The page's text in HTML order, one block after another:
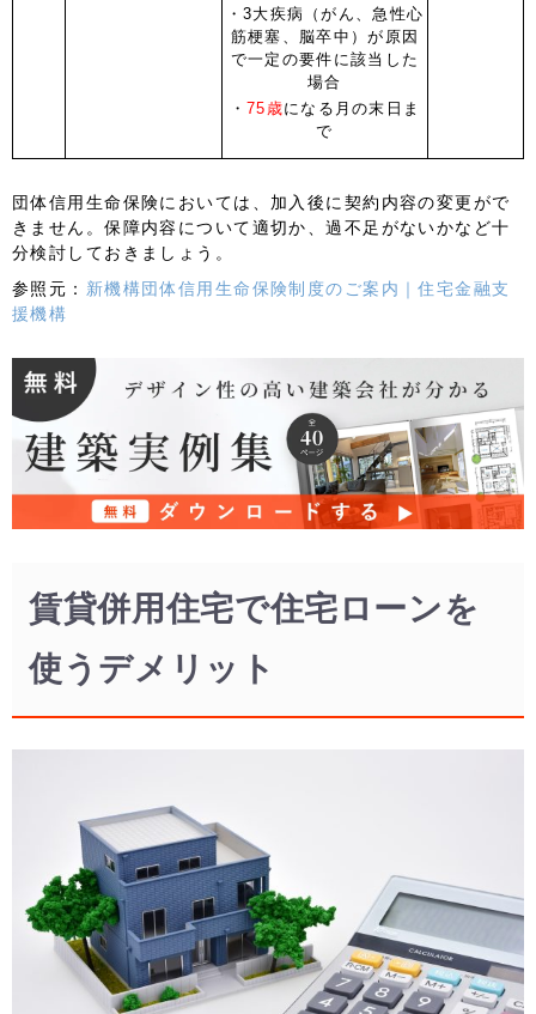
・3大疾病（がん、急性心
筋梗塞、脳卒中）が原因
で一定の要件に該当した
場合
・ 75歳になる月の末日ま
で
団体信用生命保険においては、加入後に契約内容の変更がで
きません。保障内容について適切か、過不足がないかなど十
分検討しておきましょう。
参照元： 新機構団体信用生命保険制度のご案内｜住宅金融支
援機構
賃貸併用住宅で住宅ローンを
使うデメリット